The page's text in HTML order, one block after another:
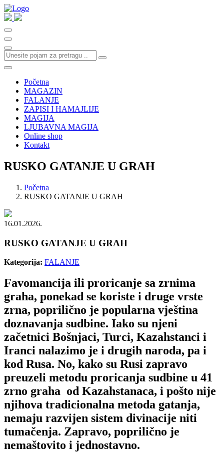
Početna
MAGAZIN
FALANJE
ZAPISI I HAMAJLIJE
MAGIJA
LJUBAVNA MAGIJA
Online shop
Kontakt
RUSKO GATANJE U GRAH
Početna
RUSKO GATANJE U GRAH
16.01.2026.
RUSKO GATANJE U GRAH
Kategorija: FALANJE
Favomancija ili proricanje sa zrnima
graha, ponekad se koriste i druge vrste
zrna, poprilično je popularna vještina
doznavanja sudbine. Iako su njeni
začetnici Bošnjaci, Turci, Kazahstanci i
Iranci nalazimo je i drugih naroda, pa i
kod Rusa. No, kako su Rusi zapravo
preuzeli metodu proricanja sudbine u 41
zrno graha od Kazahstanaca, i pošto nije
njihova tradicionalna metoda gatanja,
nemaju razvijen sistem divinacije niti
tumačenja. Zapravo, poprilično je
nemaštovito i jednostavno.